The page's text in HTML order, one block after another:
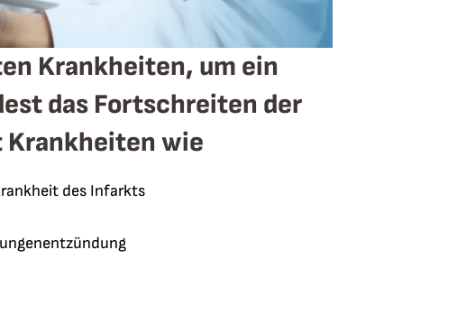
Krankheiten, um ein
das Fortschreiten der
Krankheiten wie
des Infarkts